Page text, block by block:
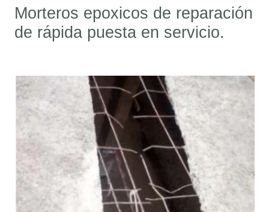
Morteros epoxicos de reparación
de rápida puesta en servicio.